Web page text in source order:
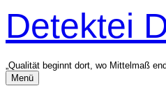
Inhalt
überspringen
Detektei
„Qualität beginnt dort, wo Mittelmaß
Menü